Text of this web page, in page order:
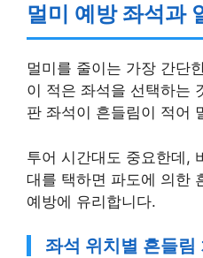
멀미 예방 좌석과
멀미를 줄이는 가장 간단
이 적은 좌석을 선택하는
판 좌석이 흔들림이 적어
투어 시간대도 중요한데,
대를 택하면 파도에 의한
예방에 유리합니다.
좌석 위치별 흔들림